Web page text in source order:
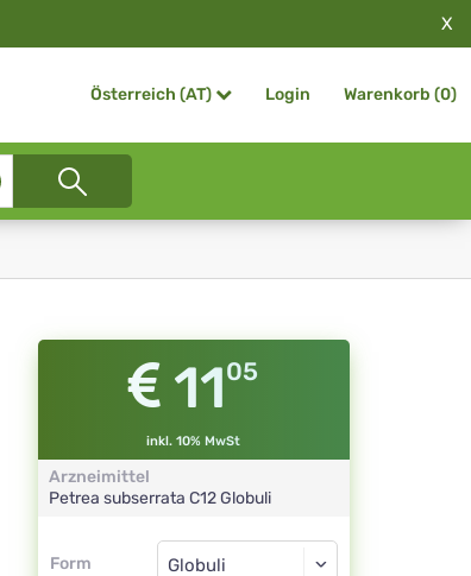
X
Österreich (AT) Login Warenkorb (0)
1105
inkl. 10% MwSt
Arzneimittel
Petrea subserrata C12 Globuli
Form
Form